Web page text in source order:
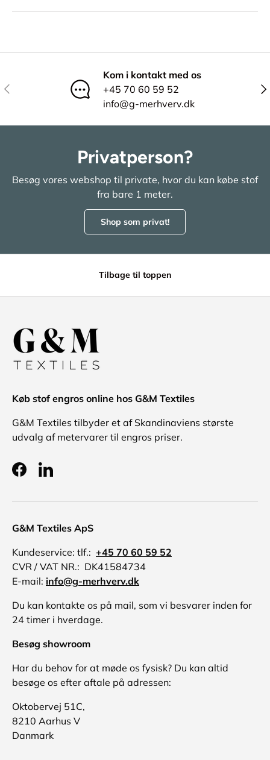
Tidligere
Kom i kontakt med os
+45 70 60 59 52
info@g-merhverv.dk
Privatperson?
Besøg vores webshop til private, hvor du kan købe stof
fra bare 1 meter.
Shop som privat!
Tilbage til toppen
Køb stof engros online hos G&M Textiles
G&M Textiles tilbyder et af Skandinaviens største
udvalg af metervarer til engros priser.
FacebookLinkedIn
G&M Textiles ApS
Kundeservice: tlf.: +45 70 60 59 52
CVR / VAT NR.: DK41584734
E-mail: info@g-merhverv.dk
Du kan kontakte os på mail, som vi besvarer inden for
24 timer i hverdage.
Besøg showroom
Har du behov for at møde os fysisk? Du kan altid
besøge os efter aftale på adressen:
Oktobervej 51C,
8210 Aarhus V
Danmark